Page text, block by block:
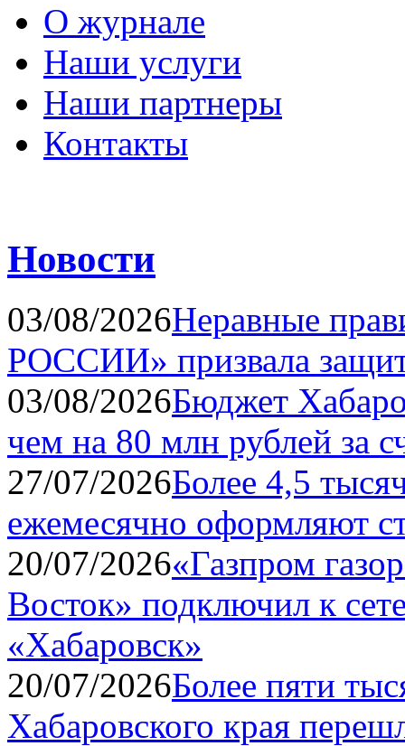
О журнале
Наши услуги
Наши партнеры
Контакты
Новости
03/08/2026Неравные
РОССИИ» призвала
03/08/2026Бюджет
чем на 80 млн рублей за
27/07/2026Более 4,5
ежемесячно оформляют
20/07/2026«Газпром
Восток» подключил к
«Хабаровск»
20/07/2026Более пяти
Хабаровского края